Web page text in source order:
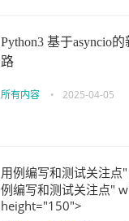
Python3 基于asyncio
路
所有内容 • 2025-04-05
用例编写和测试关注点
例编写和测试关注点"
height="150">